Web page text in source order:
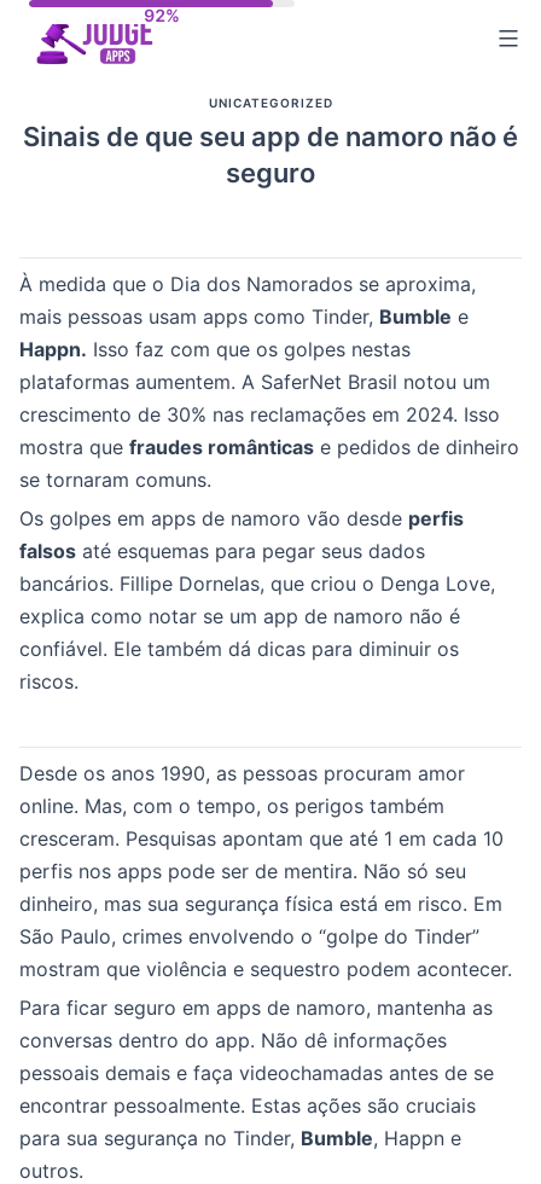
UNICATEGORIZED
Sinais de que seu app de namoro não é
seguro
À medida que o Dia dos Namorados se aproxima,
mais pessoas usam apps como Tinder, Bumble e
Happn. Isso faz com que os golpes nestas
plataformas aumentem. A SaferNet Brasil notou um
crescimento de 30% nas reclamações em 2024. Isso
mostra que fraudes românticas e pedidos de dinheiro
se tornaram comuns.
Os golpes em apps de namoro vão desde perfis
falsos até esquemas para pegar seus dados
bancários. Fillipe Dornelas, que criou o Denga Love,
explica como notar se um app de namoro não é
confiável. Ele também dá dicas para diminuir os
riscos.
Desde os anos 1990, as pessoas procuram amor
online. Mas, com o tempo, os perigos também
cresceram. Pesquisas apontam que até 1 em cada 10
perfis nos apps pode ser de mentira. Não só seu
dinheiro, mas sua segurança física está em risco. Em
São Paulo, crimes envolvendo o “golpe do Tinder”
mostram que violência e sequestro podem acontecer.
Para ficar seguro em apps de namoro, mantenha as
conversas dentro do app. Não dê informações
pessoais demais e faça videochamadas antes de se
encontrar pessoalmente. Estas ações são cruciais
para sua segurança no Tinder, Bumble, Happn e
outros.